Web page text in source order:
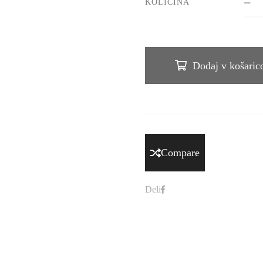
KOLIČINA
Dodaj v
Compare
Deli